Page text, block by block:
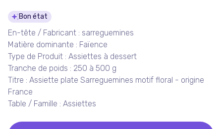
Détails du produit
Bon état
En-tête / Fabricant : sarreguemines
Matière dominante : Faïence
Type de Produit : Assiettes à dessert
Tranche de poids : 250 à 500 g
Titre : Assiette plate Sarreguemines motif floral - origine
France
Table / Famille : Assiettes